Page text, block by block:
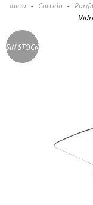
Inicio - Cocción -
SIN STOCK